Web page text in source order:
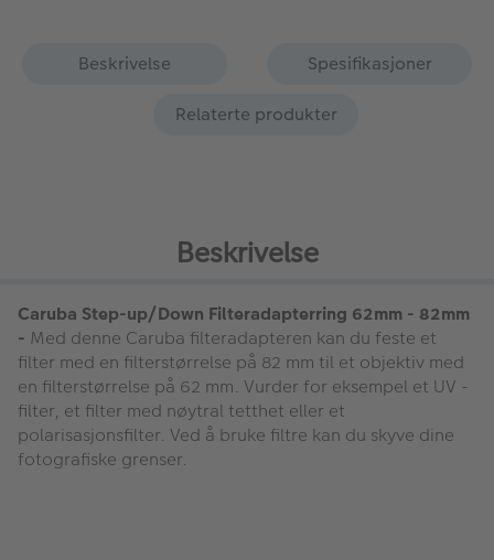
Beskrivelse
Spesifikasjoner
Relaterte produkter
Beskrivelse
Caruba Step-up/Down Filteradapterring 62mm - 82mm
- Med denne Caruba filteradapteren kan du feste et
filter med en filterstørrelse på 82 mm til et objektiv med
en filterstørrelse på 62 mm. Vurder for eksempel et UV -
filter, et filter med nøytral tetthet eller et
polarisasjonsfilter. Ved å bruke filtre kan du skyve dine
fotografiske grenser.